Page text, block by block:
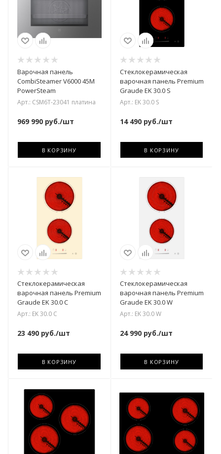
Варочная панель
CombiSteamer V6000 45M
PowerSteam
Арт.: CSM6T-23041 платина
969 990 руб./шт
В КОРЗИНУ
Стеклокерамическая
варочная панель Premium
Graude EK 30.0 S
Арт.: EK 30.0 S
14 490руб./шт
В КОРЗИНУ
Стеклокерамическая
варочная панель Premium
Graude EK 30.0 C
Арт.: EK 30.0 C
23 490 руб./шт
В КОРЗИНУ
Стеклокерамическая
варочная панель Premium
Graude EK 30.0 W
Арт.: EK 30.0 W
24 990руб./шт
В КОРЗИНУ